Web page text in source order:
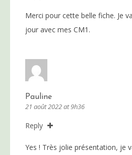
Merci pour cette belle fiche. Je
jour avec mes CM1.
Pauline
21 août 2022 at 9h36
Reply
Yes ! Très jolie présentation, je